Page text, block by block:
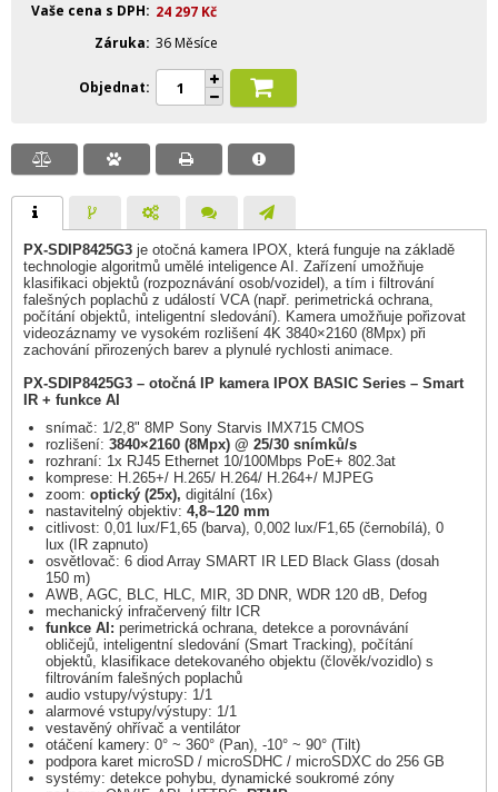
Vaše cena s DPH
24 297 Kč
Záruka 36 Měsíce
Objednat
PX-SDIP8425G3 je otočná kamera IPOX, která funguje na základě
technologie algoritmů umělé inteligence AI. Zařízení umožňuje
klasifikaci objektů (rozpoznávání osob/vozidel), a tím i filtrování
falešných poplachů z událostí VCA (např. perimetrická ochrana,
počítání objektů, inteligentní sledování). Kamera umožňuje pořizovat
videozáznamy ve vysokém rozlišení 4K 3840×2160 (8Mpx) při
zachování přirozených barev a plynulé rychlosti animace.
PX-SDIP8425G3 – otočná IP kamera IPOX BASIC Series – Smart
IR + funkce AI
snímač: 1/2,8" 8MP Sony Starvis IMX715 CMOS
rozlišení: 3840×2160 (8Mpx) @ 25/30 snímků/s
rozhraní: 1x RJ45 Ethernet 10/100Mbps PoE+ 802.3at
komprese: H.265+/ H.265/ H.264/ H.264+/ MJPEG
zoom: optický (25x), digitální (16x)
nastavitelný objektiv: 4,8~120 mm
citlivost: 0,01 lux/F1,65 (barva), 0,002 lux/F1,65 (černobílá), 0
lux (IR zapnuto)
osvětlovač: 6 diod Array SMART IR LED Black Glass (dosah
150 m)
AWB, AGC, BLC, HLC, MIR, 3D DNR, WDR 120 dB, Defog
mechanický infračervený filtr ICR
funkce AI: perimetrická ochrana, detekce a porovnávání
obličejů, inteligentní sledování (Smart Tracking), počítání
objektů, klasifikace detekovaného objektu (člověk/vozidlo) s
filtrováním falešných poplachů
audio vstupy/výstupy: 1/1
alarmové vstupy/výstupy: 1/1
vestavěný ohřívač a ventilátor
otáčení kamery: 0° ~ 360° (Pan), -10° ~ 90° (Tilt)
podpora karet microSD / microSDHC / microSDXC do 256 GB
systémy: detekce pohybu, dynamické soukromé zóny